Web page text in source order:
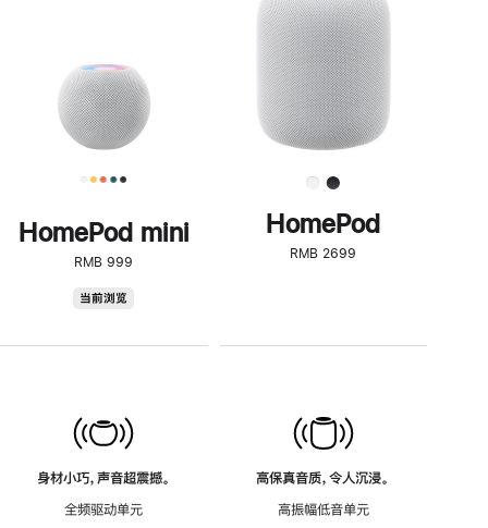
HomePod mini
RMB 999
当前浏览
身材小巧，声音超震撼。
全频驱动单元
了
解
HomePod<
HomePod
RMB 2699
高保真音质，令人沉浸。
高振幅低音单元